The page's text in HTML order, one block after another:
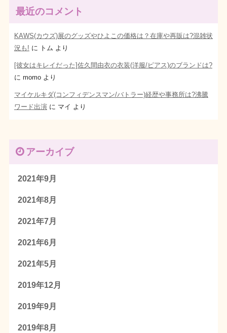
最近のコメント
KAWS(カウズ)展のグッズやひよこの価格は？在庫や再販は?混雑状
況も! に トム より
[彼女はキレイだった]佐久間由衣の衣装(洋服/ピアス)のブランドは?
に momoより
マイケルキダ(コンフィデンスマン/バトラー)経歴や事務所は?沸騰
ワード出演に マイ より
アーカイブ
2021年9月
2021年8月
2021年7月
2021年6月
2021年5月
2019年12月
2019年9月
2019年8月